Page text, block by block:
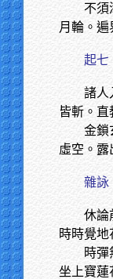
不須
月輪。遍
起七
諸人
皆斬。直
金鎖
虛空。露
雜詠
休論
時時覺地
時彈
坐上寶蓮